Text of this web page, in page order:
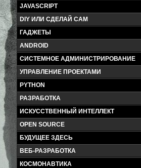
JAVASCRIPT
DIY ИЛИ СДЕЛАЙ САМ
ГАДЖЕТЫ
ANDROID
СИСТЕМНОЕ АДМИНИСТРИРОВАНИЕ
УПРАВЛЕНИЕ ПРОЕКТАМИ
PYTHON
РАЗРАБОТКА
ИСКУССТВЕННЫЙ ИНТЕЛЛЕКТ
OPEN SOURCE
БУДУЩЕЕ ЗДЕСЬ
ВЕБ-РАЗРАБОТКА
КОСМОНАВТИКА